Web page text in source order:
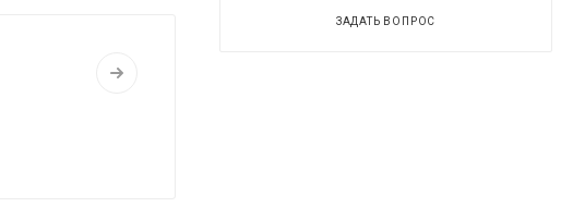
ЗАДАТЬ ВОПРОС